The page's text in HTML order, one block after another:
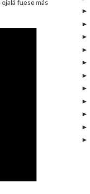
fuese más
►
►
►
►
►
►
►
►
►
►
►